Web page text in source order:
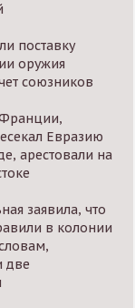
поставку
оружия
союзников
Евразию
арестовали на
заявила, что
в колонии
две